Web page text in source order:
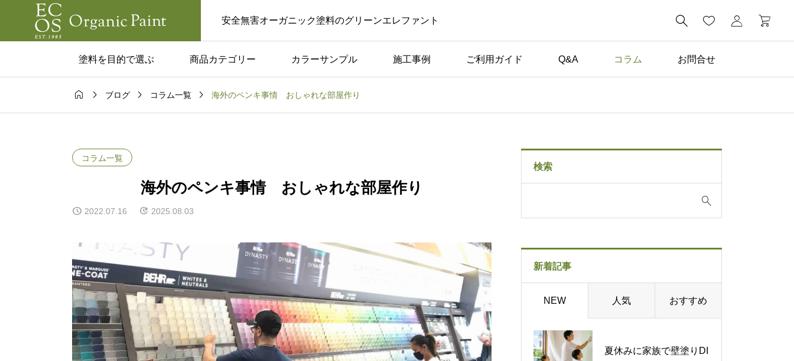
安全無害オーガニック塗料のグリーンエレファント 
塗料を目的で選ぶ 商品カテゴリー カラーサンプル 施工事例 ご利用ガイド Q&A コラム お問合せ
一覧 コラム一覧 コラム一覧 コラム一覧
  ブログ  コラム一覧  海外のペンキ事情 おしゃれな部屋作り
コラム一覧
海外のペンキ事情 おしゃれな部屋作り
2022.07.16 2025.08.03
検索
新着記事
NEW 人気 おすすめ
夏休みに家族で壁塗りDI